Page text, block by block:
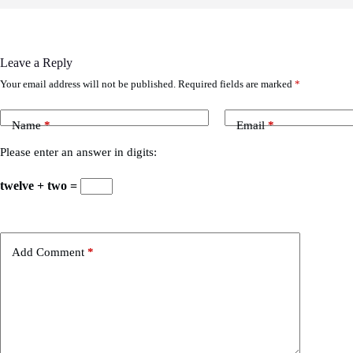
Leave a Reply
Your email address will not be published. Required fields are marked *
Name* Email*
Please enter an answer in digits:
twelve + two =
Add Comment *